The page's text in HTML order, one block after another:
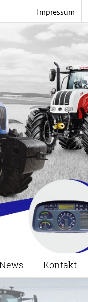
Impressum
News Kontakt